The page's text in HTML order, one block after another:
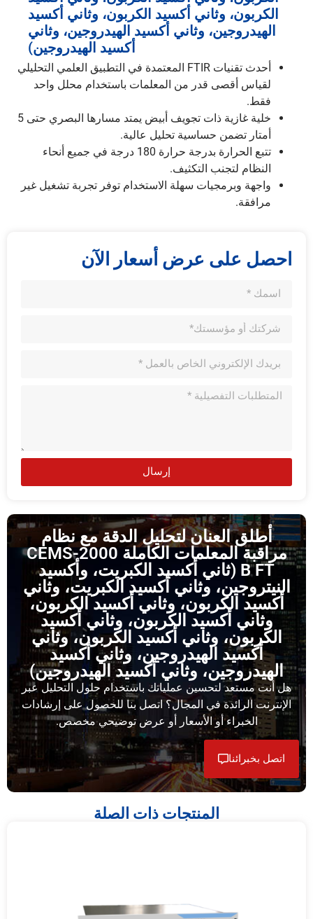
الكربون، وثاني أكسيد الكربون، وثاني أكسيد
الهيدروجين، وثاني أكسيد الهيدروجين، وثاني
أكسيد الهيدروجين)
أحدث تقنيات FTIR المعتمدة في التطبيق العلمي التحليلي
لقياس أقصى قدر من المعلمات باستخدام محلل واحد
فقط.
خلية غازية ذات تجويف أبيض يمتد مسارها البصري حتى 5
أمتار تضمن حساسية تحليل عالية.
تتبع الحرارة بدرجة حرارة 180 درجة في جميع أنحاء
النظام لتجنب التكثيف.
واجهة وبرمجيات سهلة الاستخدام توفر تجربة تشغيل غير
مرافقة.
احصل على عرض أسعار الآن
إرسال
أطلق العنان لتحليل الدقة مع نظام
مراقبة المعلمات الكاملة CEMS-2000
B FT (ثاني أكسيد الكبريت، وأكسيد
النيتروجين، وثاني أكسيد الكبريت، وثاني
أكسيد الكربون، وثاني أكسيد الكربون،
وثاني أكسيد الكربون، وثاني أكسيد
الكربون، وثاني أكسيد الكربون، وثاني
أكسيد الهيدروجين، وثاني أكسيد
الهيدروجين، وثاني أكسيد الهيدروجين)
هل أنت مستعد لتحسين عملياتك باستخدام حلول التحليل عبر
الإنترنت الرائدة في المجال؟ اتصل بنا للحصول على إرشادات
الخبراء أو الأسعار أو عرض توضيحي مخصص.
اتصل بخبرائنا
المنتجات ذات الصلة